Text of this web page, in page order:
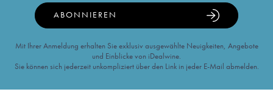
ABONNIEREN
Mit Ihrer Anmeldung erhalten Sie exklusiv ausgewählte Neuigkeiten, Angebote
und Einblicke von iDealwine.
Sie können sich jederzeit unkompliziert über den Link in jeder E-Mail abmelden.